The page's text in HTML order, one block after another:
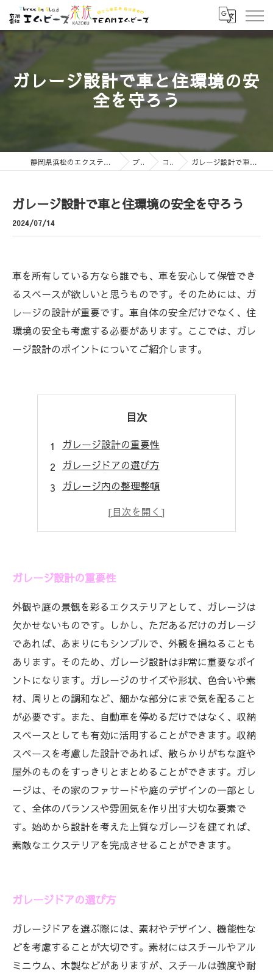
ガレージ設計で車と住環境の安
全を守ろう
静岡県浜松のエクステリアなら有限会社エムビーズ ブログ コラム ガレージ設計で車と住環境の安全を守ろう
ガレージ設計で車と住環境の安全を守ろう
2024/07/14
車を所有している方なら誰でも、車を安心して保管でき
るスペースが欲しいと思うものです。そのためには、ガ
レージの設計が重要です。車自体の安全だけでなく、住
環境の安全も考慮する必要があります。ここでは、ガレ
ージ設計のポイントについてご紹介します。
目次
ガレージ設計の重要性
ガレージドアの選び方
ガレージ内の整理整頓
ガレージの照明
ガレージ設計の重要性
外観や庭の景観を彩るエクステリアとして、ガレージは
欠かせないものです。しかし、ただあるだけのガレージ
であれば、あまりにもシンプルで、外観を損ねることも
あります。そのため、ガレージ設計は非常に重要なポイ
ントになります。ガレージのサイズや形状、色合いや素
材、周りとの調和など、細かな部分にまで気を配ること
が必要です。また、自動車を停めるだけではなく、収納
スペースとしても有効に活用することができます。収納
スペースを考慮した設計であれば、散らかりがちな庭や
屋外のものをすっきりとまとめることができます。ガレ
ージは、その家のファサードや庭のデザインの一部とし
て、全体のバランスや雰囲気を作り出す大切な要素で
す。始めから設計を考えた上質なガレージを建てれば、
素敵なエクステリアを完成させることができます。
ガレージドアの選び方
ガレージドアを選ぶ際には、素材やデザイン、機能性な
どを考慮することが大切です。素材にはスチールやアル
ミニウム、木製などがありますが、スチールは強度や耐